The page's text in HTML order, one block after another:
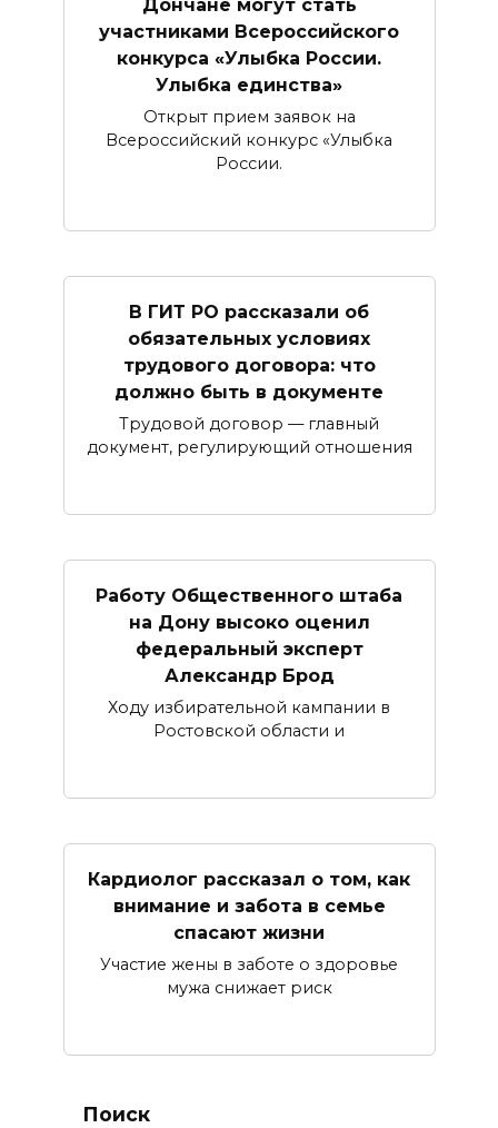
Дончане могут стать
участниками Всероссийского
конкурса «Улыбка России.
Улыбка единства»
Открыт прием заявок на
Всероссийский конкурс «Улыбка
России.
В ГИТ РО рассказали об
обязательных условиях
трудового договора: что
должно быть в документе
Трудовой договор — главный
документ, регулирующий отношения
Работу Общественного штаба
на Дону высоко оценил
федеральный эксперт
Александр Брод
Ходу избирательной кампании в
Ростовской области и
Кардиолог рассказал о том, как
внимание и забота в семье
спасают жизни
Участие жены в заботе о здоровье
мужа снижает риск
Поиск